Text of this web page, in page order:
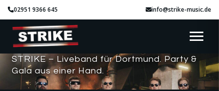
02951 9366 645 info@strike-music.de
STRIKE – Liveband für Dortmund. Party &
Gala aus einer Hand.